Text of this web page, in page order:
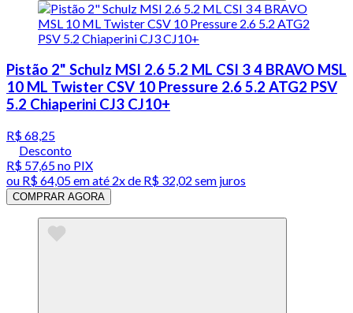
Pistão 2" Schulz MSI 2.6 5.2 ML CSI 3 4 BRAVO MSL
10 ML Twister CSV 10 Pressure 2.6 5.2 ATG2 PSV
5.2 Chiaperini CJ3 CJ10+
R$ 68,25
Desconto
R$ 57,65no PIX
ou R$ 64,05em até 2x de R$ 32,02 sem juros
COMPRAR AGORA